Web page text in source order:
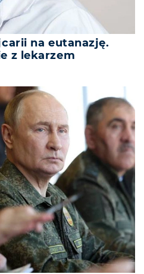
na eutanazję.
z lekarzem